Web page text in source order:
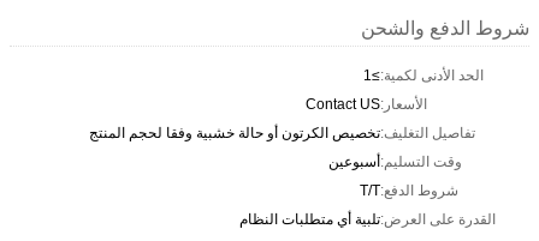
شروط الدفع والشحن
الحد الأدنى لكمية:≥1
الأسعار:Contact US
تفاصيل التغليف:تخصيص الكرتون أو حالة خشبية وفقا لحجم المنتج
وقت التسليم:أسبوعين
شروط الدفع:T/T
القدرة على العرض:تلبية أي متطلبات النظام